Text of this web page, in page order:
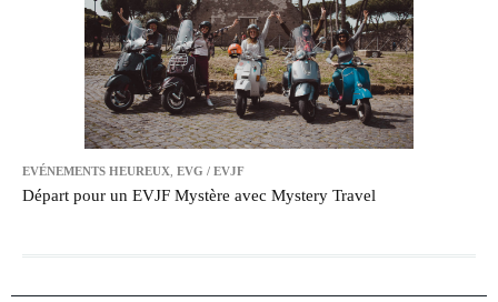
EVÉNEMENTS HEUREUX EVG / EVJF
Départ pour un EVJF Mystère avec Mystery Travel